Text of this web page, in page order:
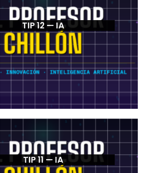
TIP 12 — IA
TIP 11 — IA